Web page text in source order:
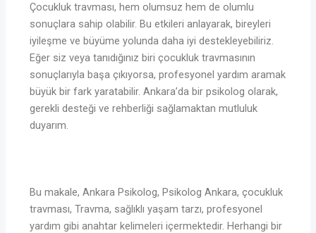
Çocukluk travması, hem olumsuz hem de olumlu
sonuçlara sahip olabilir. Bu etkileri anlayarak, bireyleri
iyileşme ve büyüme yolunda daha iyi destekleyebiliriz.
Eğer siz veya tanıdığınız biri çocukluk travmasının
sonuçlarıyla başa çıkıyorsa, profesyonel yardım aramak
büyük bir fark yaratabilir. Ankara’da bir psikolog olarak,
gerekli desteği ve rehberliği sağlamaktan mutluluk
duyarım.
Bu makale, Ankara Psikolog, Psikolog Ankara, çocukluk
travması, Travma, sağlıklı yaşam tarzı, profesyonel
yardım gibi anahtar kelimeleri içermektedir. Herhangi bir